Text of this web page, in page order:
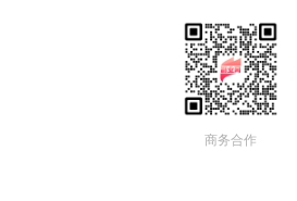
商务合作